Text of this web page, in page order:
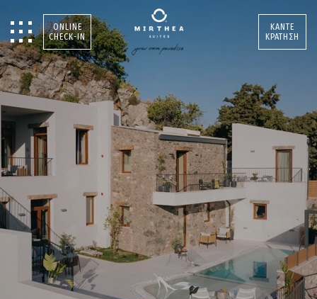
ONLINE
CHECK-IN
ΚΑΝΤΕ
ΚΡΑΤΗΣΗ